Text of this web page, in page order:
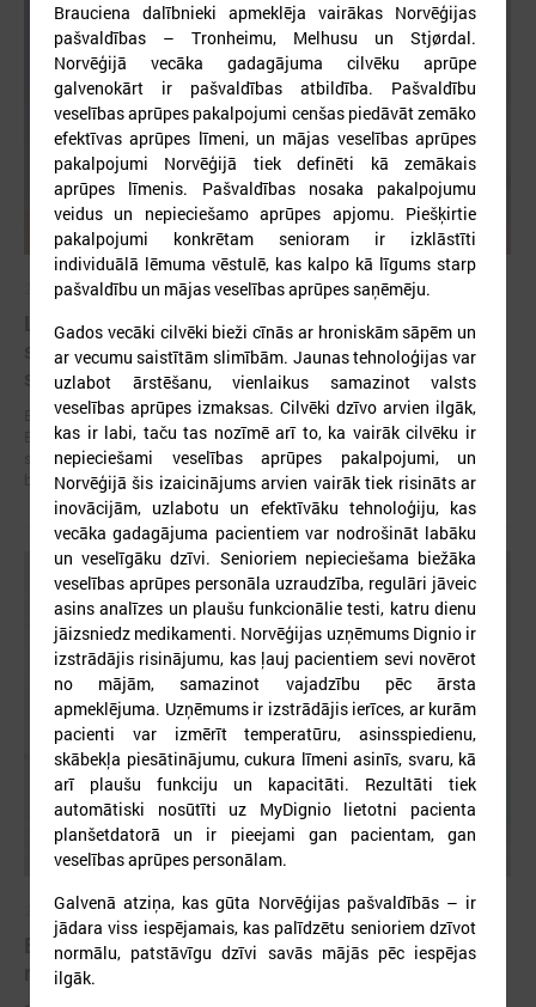
2026. gada 19. jūnijs
Latvijas pašvaldības aicinātas pieteikties
sadarbībai ar Ukrainas pašvaldībām veltītai
starptautiskai balvai
Eiropas Pašvaldību un reģionu padome sadarbībā ar “U-LEAD with
Europe” un Latvijas Pašvaldību savienību izsludinājusi pieteikšanos
starptautiskai pašvaldību sadarbības balvai “Uzticības tiltu sadarbības
balva 2026”.
2026. gada 17. jūnijs
Eiropas pilsētu līderi Gimarainšā vienojas par
rīcību klimata noturības stiprināšanai
Brauciena dalībnieki apmeklēja vairākas Norvēģijas
pašvaldības – Tronheimu, Melhusu un Stjørdal.
Norvēģijā vecāka gadagājuma cilvēku aprūpe
galvenokārt ir pašvaldības atbildība. Pašvaldību
veselības aprūpes pakalpojumi cenšas piedāvāt zemāko
efektīvas aprūpes līmeni, un mājas veselības aprūpes
pakalpojumi Norvēģijā tiek definēti kā zemākais
aprūpes līmenis. Pašvaldības nosaka pakalpojumu
veidus un nepieciešamo aprūpes apjomu. Piešķirtie
pakalpojumi konkrētam senioram ir izklāstīti
individuālā lēmuma vēstulē, kas kalpo kā līgums starp
pašvaldību un mājas veselības aprūpes saņēmēju.
Gados vecāki cilvēki bieži cīnās ar hroniskām sāpēm un
ar vecumu saistītām slimībām. Jaunas tehnoloģijas var
uzlabot ārstēšanu, vienlaikus samazinot valsts
veselības aprūpes izmaksas. Cilvēki dzīvo arvien ilgāk,
kas ir labi, taču tas nozīmē arī to, ka vairāk cilvēku ir
nepieciešami veselības aprūpes pakalpojumi, un
Norvēģijā šis izaicinājums arvien vairāk tiek risināts ar
inovācijām, uzlabotu un efektīvāku tehnoloģiju, kas
vecāka gadagājuma pacientiem var nodrošināt labāku
un veselīgāku dzīvi. Senioriem nepieciešama biežāka
veselības aprūpes personāla uzraudzība, regulāri jāveic
asins analīzes un plaušu funkcionālie testi, katru dienu
jāizsniedz medikamenti. Norvēģijas uzņēmums Dignio ir
izstrādājis risinājumu, kas ļauj pacientiem sevi novērot
no mājām, samazinot vajadzību pēc ārsta
apmeklējuma. Uzņēmums ir izstrādājis ierīces, ar kurām
pacienti var izmērīt temperatūru, asinsspiedienu,
skābekļa piesātinājumu, cukura līmeni asinīs, svaru, kā
arī plaušu funkciju un kapacitāti. Rezultāti tiek
automātiski nosūtīti uz MyDignio lietotni pacienta
planšetdatorā un ir pieejami gan pacientam, gan
veselības aprūpes personālam.
Galvenā atziņa, kas gūta Norvēģijas pašvaldībās – ir
jādara viss iespējamais, kas palīdzētu senioriem dzīvot
normālu, patstāvīgu dzīvi savās mājās pēc iespējas
ilgāk.